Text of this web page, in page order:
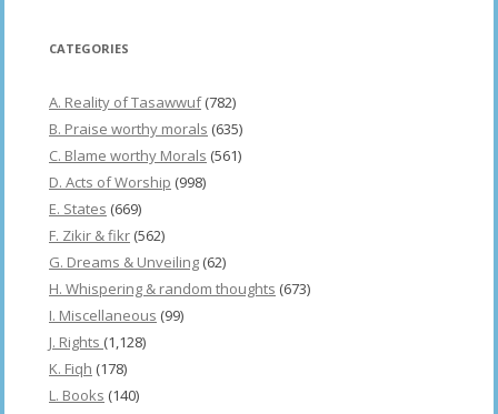
CATEGORIES
A. Reality of Tasawwuf(782)
B. Praise worthy morals (635)
C. Blame worthy Morals (561)
D. Acts of Worship (998)
E. States (669)
F. Zikir & fikr (562)
G. Dreams & Unveiling (62)
H. Whispering & random thoughts (673)
I. Miscellaneous (99)
J. Rights (1,128)
K. Fiqh (178)
L. Books (140)